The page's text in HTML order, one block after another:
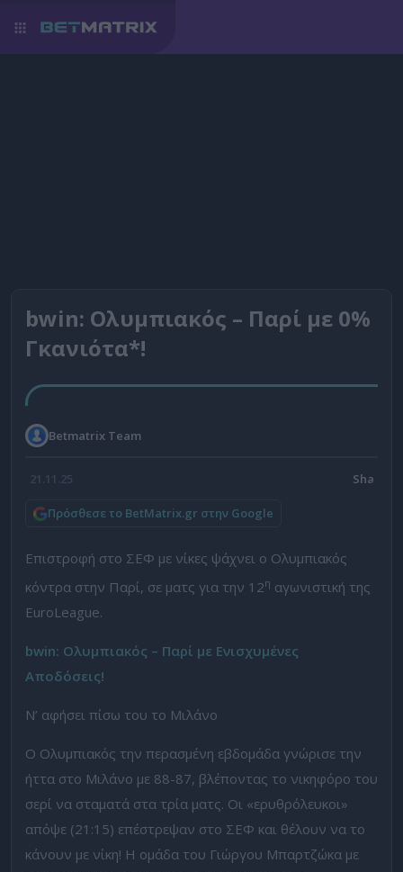
bwin: Ολυμπιακός – Παρί με 0%
Γκανιότα*!
Betmatrix Team
21.11.25
Πρόσθεσε το BetMatrix.gr στην Google
Επιστροφή στο ΣΕΦ με νίκες ψάχνει ο Ολυμπιακός
κόντρα στην Παρί, σε ματς για την 12η αγωνιστική της
EuroLeague.
bwin: Ολυμπιακός – Παρί με Ενισχυμένες
Αποδόσεις!
Ν’ αφήσει πίσω του το Μιλάνο
Ο Ολυμπιακός την περασμένη εβδομάδα γνώρισε την
ήττα στο Μιλάνο με 88-87, βλέποντας το νικηφόρο του
σερί να σταματά στα τρία ματς. Οι «ερυθρόλευκοι»
απόψε (21:15) επέστρεψαν στο ΣΕΦ και θέλουν να το
κάνουν με νίκη! Η ομάδα του Γιώργου Μπαρτζώκα με